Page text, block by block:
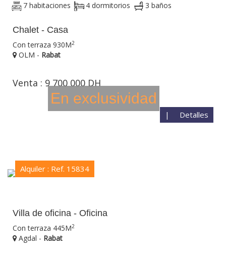
En exclusividad
7 habitaciones 4 dormitorios 3 baños
Chalet - Casa
Con terraza 930M2
OLM - Rabat
Venta : 9 700 000 DH
Detalles
|
Alquiler : Ref. 15834
Villa de oficina - Oficina
Con terraza 445M2
Agdal - Rabat